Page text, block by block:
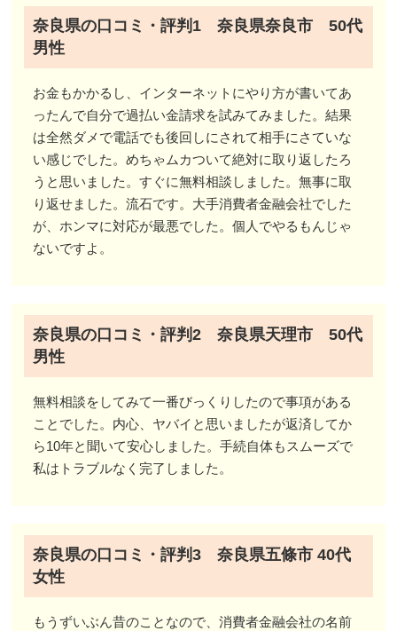
奈良県の法律事務所以外の過払い金請求相談窓口一覧
奈良県の過払い金請求についてのよくある質問
奈良県で多い過払い金請求について
奈良県の口コミ・評判1 奈良県奈良市 50代
男性
お金もかかるし、インターネットにやり方が書いてあ
ったんで自分で過払い金請求を試みてみました。結果
は全然ダメで電話でも後回しにされて相手にさていな
い感じでした。めちゃムカついて絶対に取り返したろ
うと思いました。すぐに無料相談しました。無事に取
り返せました。流石です。大手消費者金融会社でした
が、ホンマに対応が最悪でした。個人でやるもんじゃ
ないですよ。
奈良県の口コミ・評判2 奈良県天理市 50代
男性
無料相談をしてみて一番びっくりしたので事項がある
ことでした。内心、ヤバイと思いましたが返済してか
ら10年と聞いて安心しました。手続自体もスムーズで
私はトラブルなく完了しました。
奈良県の口コミ・評判3 奈良県五條市 40代
女性
もうずいぶん昔のことなので、消費者金融会社の名前